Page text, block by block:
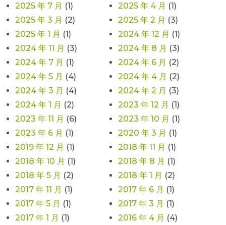
2025 年 7 月 (1) 2025 年 4 月 (1)
2025 年 3 月 (2) 2025 年 2 月 (3)
2025 年 1 月 (1) 2024 年 12 月 (1)
2024 年 11 月 (3) 2024 年 8 月 (3)
2024 年 7 月 (1) 2024 年 6 月 (2)
2024 年 5 月 (4) 2024 年 4 月 (2)
2024 年 3 月 (4) 2024 年 2 月 (3)
2024 年 1 月 (2) 2023 年 12 月 (1)
2023 年 11 月 (6) 2023 年 10 月 (1)
2023 年 6 月 (1) 2020 年 3 月 (1)
2019 年 12 月 (1) 2018 年 11 月 (1)
2018 年 10 月 (1) 2018 年 8 月 (1)
2018 年 5 月 (2) 2018 年 1 月 (2)
2017 年 11 月 (1) 2017 年 6 月 (1)
2017 年 5 月 (1) 2017 年 3 月 (1)
2017 年 1 月 (1) 2016 年 4 月 (4)